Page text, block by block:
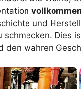
und
schmecken. Dies
den wahren